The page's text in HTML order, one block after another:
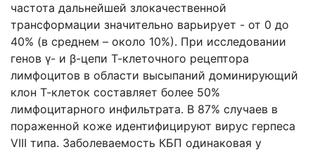
частота дальнейшей злокачественной
трансформации значительно варьирует - от 0 до
40% (в среднем – около 10%). При исследовании
генов γ- и β-цепи Т-клеточного рецептора
лимфоцитов в области высыпаний доминирующий
клон Т-клеток составляет более 50%
лимфоцитарного инфильтрата. В 87% случаев в
пораженной коже идентифицируют вирус герпеса
VIII типа. Заболеваемость КБП одинаковая у